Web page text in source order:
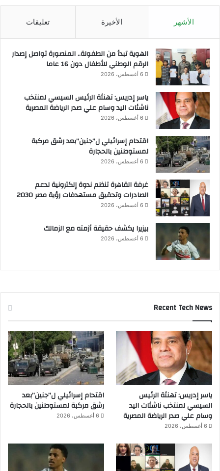
و
ع
ق
ة
ل
ئ
ز
ن
ء
ف
ر
ض
الأشهر الأخيرة تعليقات
الهوية تبدأ من الطفولة.. المنصورة تواصل إصدار
الرقم الوطني للأطفال دون 16 عاما
6 أغسطس، 2026
ياسر إدريس: تهنئة الرئيس السيسي لمنتخب
ناشئات اليد وسام علي صدر الرياضة المصرية
6 أغسطس، 2026
اقتحام إسرائيلي ل”جنين”بعد رشق مركبة
لمستوطنين بالحجارة
6 أغسطس، 2026
غرفة القاهرة تنظم ندوة إلكترونية لدعم
الصادرات وتحقيق مستهدفات رؤية مصر 2030
6 أغسطس، 2026
بيزيرا يكشف حقيقة أزمته مع الزمالك
6 أغسطس، 2026
Recent Tech News
ياسر إدريس: تهنئة الرئيس
السيسي لمنتخب ناشئات اليد
وسام علي صدر الرياضة المصرية
6 أغسطس، 2026
اقتحام إسرائيلي ل”جنين”بعد
رشق مركبة لمستوطنين بالحجارة
6 أغسطس، 2026